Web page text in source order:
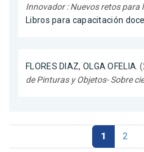
Innovador : Nuevos retos para
Libros para capacitación
FLORES DIAZ, OLGA OFELIA.
de Pinturas y Objetos- Sobre
1 2